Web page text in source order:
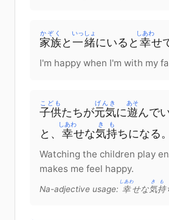
家族
かぞく
と 一緒
いっしょ
にいる と 幸
しあわ
せ
I'm happy when I'm with my
子供
こども
たちが元気
げんき
に遊
あそ
んで
と 、 幸
しあわ
せな気持
きも
ちになる 。
Watching the children play
makes me feel happy.
Na-adjective usage: 幸
しあわ
せな気持
きも